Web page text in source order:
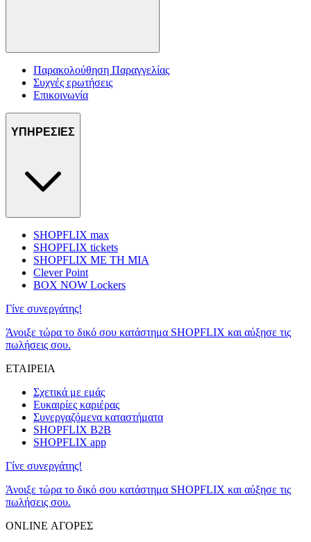
Παρακολούθηση Παραγγελίας
Συχνές ερωτήσεις
Επικοινωνία
ΥΠΗΡΕΣΙΕΣ
SHOPFLIX max
SHOPFLIX tickets
SHOPFLIX ΜΕ ΤΗ ΜΙΑ
Clever Point
BOX NOW Lockers
Γίνε συνεργάτης!
Άνοιξε τώρα το δικό σου κατάστημα SHOPFLIX και αύξησε τις
πωλήσεις σου.
ΕΤΑΙΡΕΙΑ
Σχετικά με εμάς
Ευκαιρίες καριέρας
Συνεργαζόμενα καταστήματα
SHOPFLIX B2B
SHOPFLIX app
Γίνε συνεργάτης!
Άνοιξε τώρα το δικό σου κατάστημα SHOPFLIX και αύξησε τις
πωλήσεις σου.
ONLINE ΑΓΟΡΕΣ